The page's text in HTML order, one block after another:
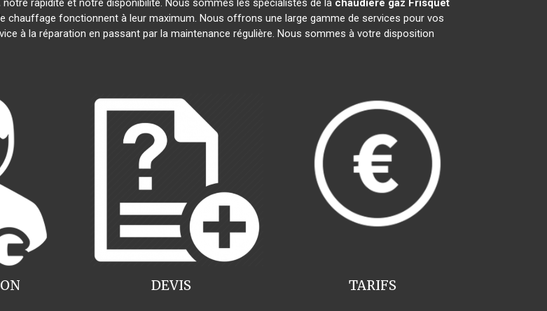
rapidité et notre disponibilité. Nous sommes les spécialistes de la chaudière gaz Frisquet
chauffage fonctionnent à leur maximum. Nous offrons une large gamme de services pour vos
à la réparation en passant par la maintenance régulière. Nous sommes à votre disposition
TARIFS
DEVIS